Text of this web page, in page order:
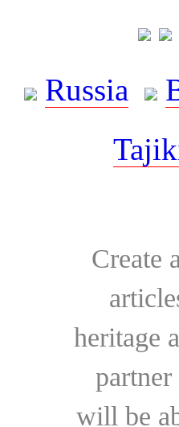
Russia
Create
heritage
will be